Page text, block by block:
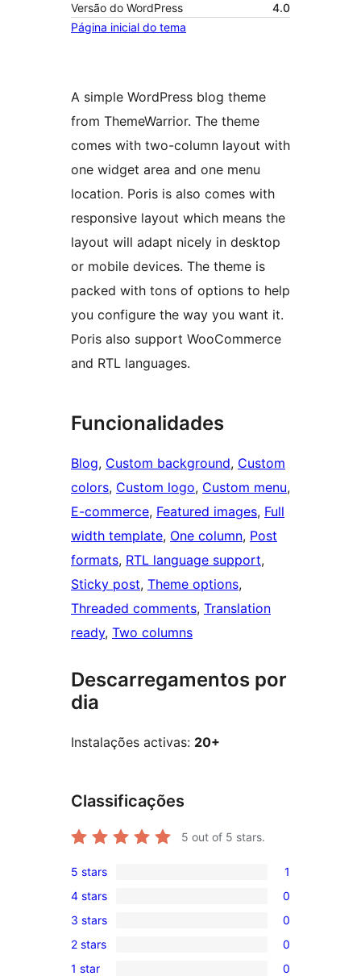
Versão do WordPress
4.0
Página inicial do tema
A simple WordPress blog theme
from ThemeWarrior. The theme
comes with two-column layout with
one widget area and one menu
location. Poris is also comes with
responsive layout which means the
layout will adapt nicely in desktop
or mobile devices. The theme is
packed with tons of options to help
you configure the way you want it.
Poris also support WooCommerce
and RTL languages.
Funcionalidades
Blog, Custom background, Custom
colors, Custom logo, Custom menu
E-commerce, Featured images, Full
width template, One column, Post
formats, RTL language support
Sticky post, Theme options
Threaded comments, Translation
ready, Two columns
Descarregamentos por
dia
Instalações activas: 20+
Classificações
5 out of 5 stars.
1
5-
star
review
5 stars 1
0
4-
star
reviews
4 stars 0
0
3-
star
3 stars 0
0
2 stars 0
1 star 0